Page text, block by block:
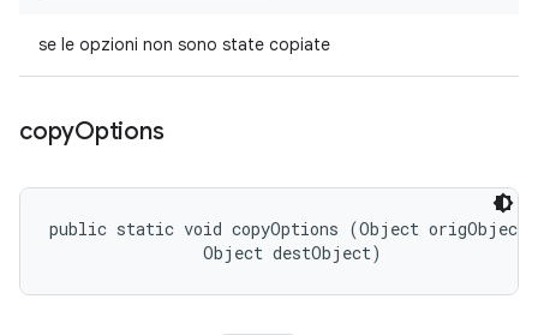
se le opzioni non sono state copiate
copyOptions
public static void copyOptions (Object
                Object destObject)